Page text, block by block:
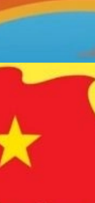
https://erci.edu.vn/lich-su-dang-cong-san-viet-nam